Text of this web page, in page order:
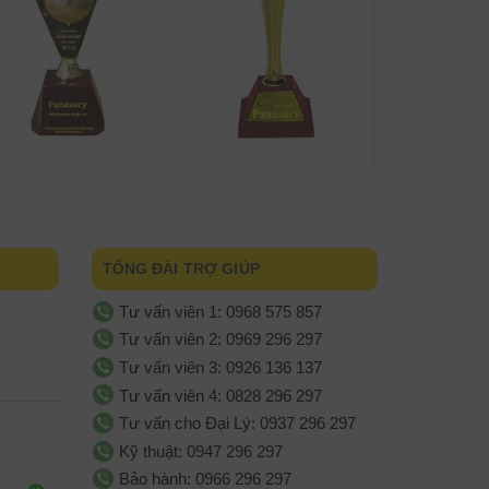
TỔNG ĐÀI TRỢ GIÚP
Tư vấn viên 1: 0968 575 857
Tư vấn viên 2: 0969 296 297
Tư vấn viên 3: 0926 136 137
Tư vấn viên 4: 0828 296 297
Tư vấn cho Đại Lý: 0937 296 297
Kỹ thuật: 0947 296 297
Bảo hành: 0966 296 297